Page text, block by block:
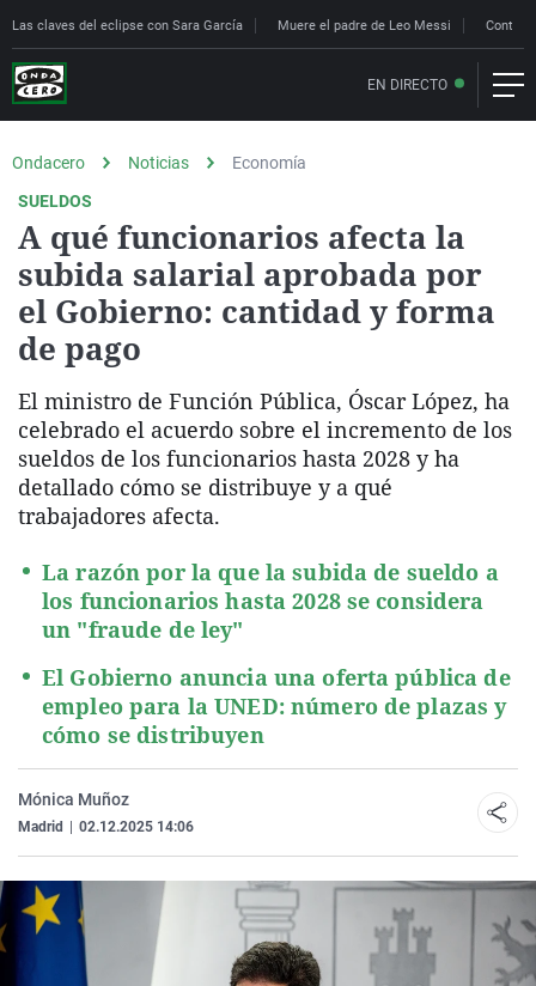
Las claves del eclipse con Sara García Muere el padre de Leo Messi
EN DIRECTO
Ondacero Noticias
Economía
SUELDOS
A qué funcionarios afecta la
subida salarial aprobada por
el Gobierno: cantidad y forma
de pago
El ministro de Función Pública, Óscar López, ha
celebrado el acuerdo sobre el incremento de los
sueldos de los funcionarios hasta 2028 y ha
detallado cómo se distribuye y a qué
trabajadores afecta.
La razón por la que la subida de sueldo a
los funcionarios hasta 2028 se considera
un "fraude de ley"
El Gobierno anuncia una oferta pública de
empleo para la UNED: número de plazas y
cómo se distribuyen
Mónica Muñoz
Madrid 02.12.2025 14:06